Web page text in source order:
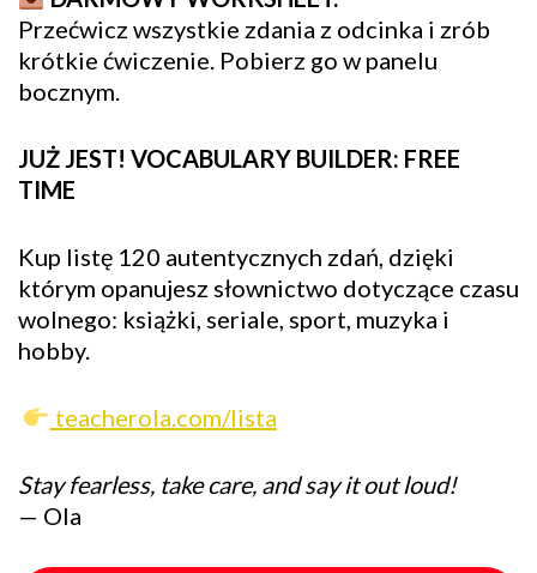
Przećwicz wszystkie zdania z odcinka i zrób
krótkie ćwiczenie. Pobierz go w panelu
bocznym.
JUŻ JEST! VOCABULARY BUILDER: FREE
TIME
Kup listę 120 autentycznych zdań, dzięki
którym opanujesz słownictwo dotyczące czasu
wolnego: książki, seriale, sport, muzyka i
hobby.
teacherola.com/lista
Stay fearless, take care, and say it out loud!
— Ola